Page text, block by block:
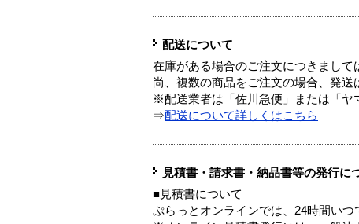
配送について
在庫がある場合のご注文につきまして
尚、複数の商品をご注文の場合、発送
※配送業者は「佐川急便」または「ヤ
⇒配送について詳しくはこちら
見積書・請求書・納品書等の発行に
■見積書について
ぷらっとオンラインでは、24時間いつ